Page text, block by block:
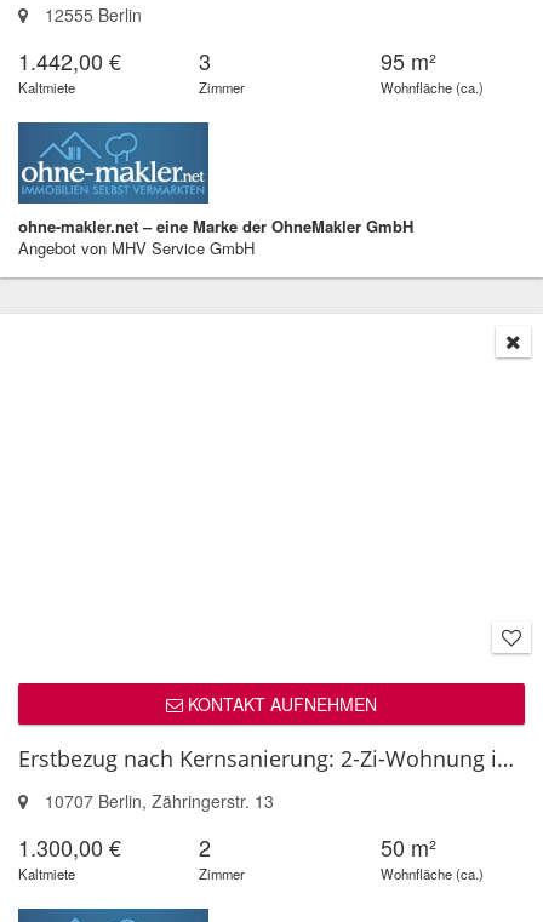
12555 Berlin
1.442,00 €
Kaltmiete
3
Zimmer
95 m²
Wohnfläche (ca.)
ohne-makler.net – eine Marke der OhneMakler GmbH
Angebot von MHV Service GmbH
KONTAKT AUFNEHMEN
Erstbezug nach Kernsanierung: 2-Zi-Wohnung im in Berlin-Charlottenburg (...
10707 Berlin, Zähringerstr. 13
1.300,00 €
Kaltmiete
2
Zimmer
50 m²
Wohnfläche (ca.)